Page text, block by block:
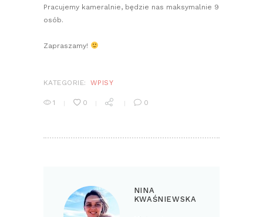
Pracujemy kameralnie, będzie nas maksymalnie 9
osób.
Zapraszamy!
KATEGORIE: WPISY
1 0 0
NINA
KWAŚNIEWSKA